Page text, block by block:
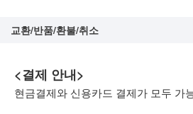
교환/반품/환불/취소
<결제 안내>
현금결제와 신용카드 결제가 모두 가